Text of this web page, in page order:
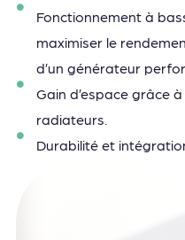
Fonctionnement à
maximiser le
d’un générateur
Gain d’espace grâce
radiateurs.
Durabilité et